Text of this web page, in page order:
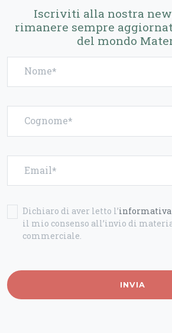
Iscriviti alla nostra
rimanere sempre
del mondo
Nome
Cognome
Email
Dichiaro di aver letto l’informativa
il mio consenso all’invio di
commerciale.
INVIA